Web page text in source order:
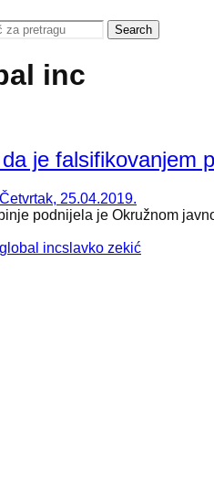
Search
inc
je falsifikovanjem
Četvrtak, 25.04.2019.
podnijela je Okružnom
incslavko zekić